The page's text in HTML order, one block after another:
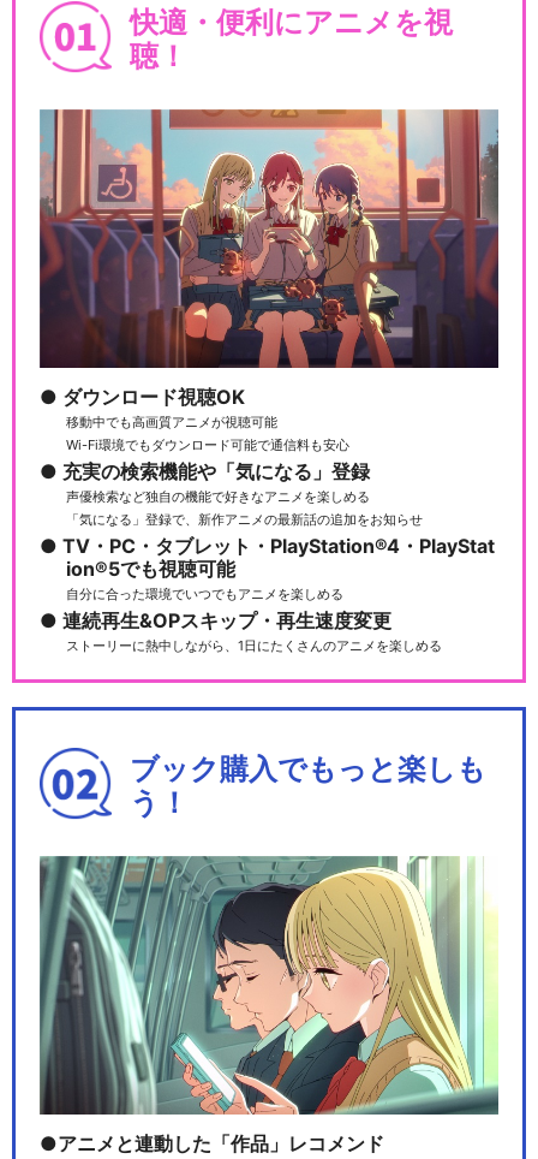
快適・便利にアニメを視
聴！
ダウンロード視聴OK
移動中でも高画質アニメが視聴可能
Wi-Fi環境でもダウンロード可能で通信料も安心
充実の検索機能や「気になる」登録
声優検索など独自の機能で好きなアニメを楽しめる
「気になる」登録で、新作アニメの最新話の追加をお知らせ
TV・PC・タブレット・PlayStation®4・PlayStat
ion®5でも視聴可能
自分に合った環境でいつでもアニメを楽しめる
連続再生&OPスキップ・再生速度変更
ストーリーに熱中しながら、1日にたくさんのアニメを楽しめる
ブック購入でもっと楽しも
う！
アニメと連動した「作品」レコメンド